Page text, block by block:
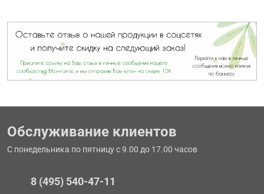
Обслуживание клиентов
С понедельника по пятницу с 9.00 до 17.00 часов
8 (495) 540-47-11